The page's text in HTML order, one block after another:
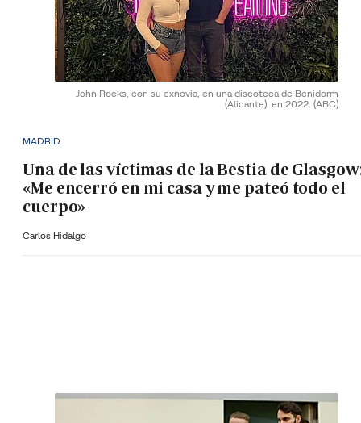
John Rocks, con su exnovia, en una discoteca de Benidorm
(Alicante), en 2022. (ABC)
MADRID
Una de las víctimas de la Bestia de
«Me encerró en mi casa y me pateó todo el
cuerpo»
Carlos Hidalgo